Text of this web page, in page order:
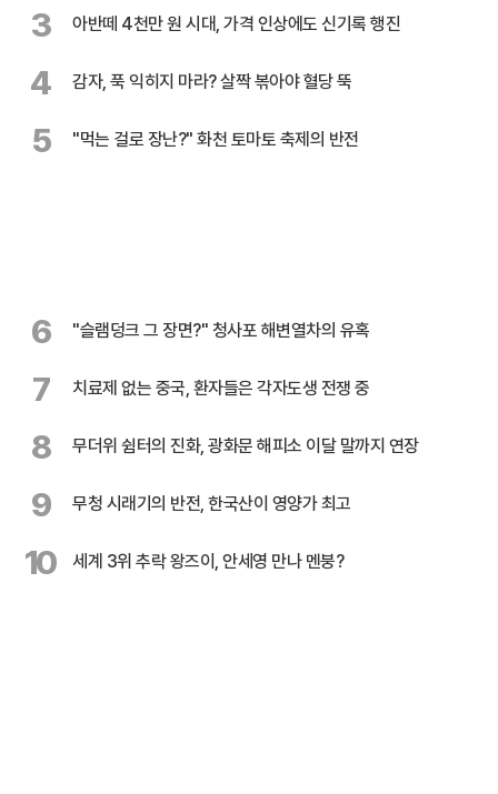
3 아반떼 4천만 원 시대, 가격 인상에도 신기록 행진
4 감자, 푹 익히지 마라? 살짝 볶아야 혈당 뚝
5 "먹는 걸로 장난?" 화천 토마토 축제의 반전
6 "슬램덩크 그 장면?" 청사포 해변열차의 유혹
7 치료제 없는 중국, 환자들은 각자도생 전쟁 중
8 무더위 쉼터의 진화, 광화문 해피소 이달 말까지 연장
9 무청 시래기의 반전, 한국산이 영양가 최고
10 세계 3위 추락 왕즈이, 안세영 만나 멘붕?